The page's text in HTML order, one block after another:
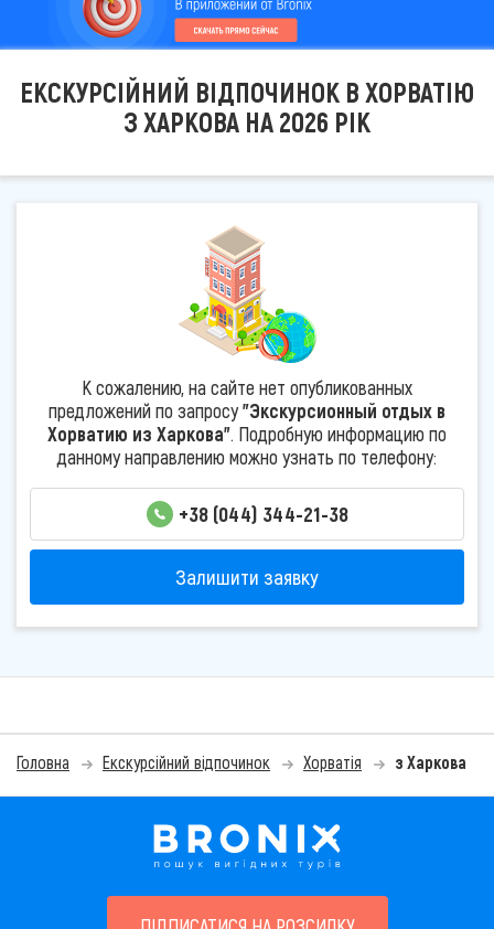
ЕКСКУРСІЙНИЙ ВІДПОЧИНОК В ХОРВАТІЮ
З ХАРКОВА НА 2026 РІК
К сожалению, на сайте нет опубликованных
предложений по запросу"Экскурсионный отдых в
Хорватию из Харкова". Подробную информацию по
данному направлению можно узнать по телефону:
+38 (044) 344-21-38
Залишити заявку
Головна Екскурсійний відпочинок Хорватія з Харкова